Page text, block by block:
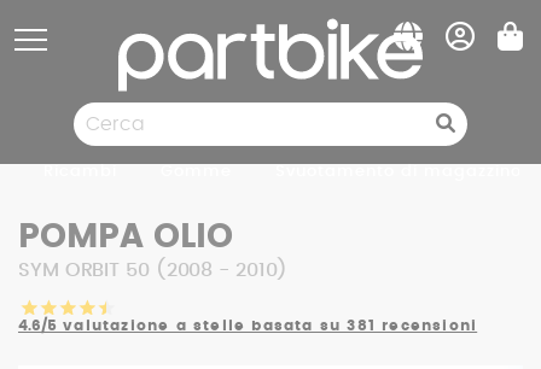
POMPA OLIO
SYM ORBIT 50 (2008 - 2010)
4.6/5 valutazione a stelle basata su 381 recensioni